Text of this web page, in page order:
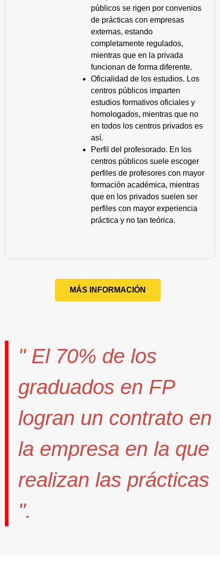
públicos se rigen por convenios
de prácticas con empresas
externas, estando
completamente regulados,
mientras que en la privada
funcionan de forma diferente.
Oficialidad de los estudios. Los
centros públicos imparten
estudios formativos oficiales y
homologados, mientras que no
en todos los centros privados es
así.
Perfil del profesorado. En los
centros públicos suele escoger
perfiles de profesores con mayor
formación académica, mientras
que en los privados suelen ser
perfiles con mayor experiencia
práctica y no tan teórica.
MÁS INFORMACIÓN
" El 70% de los
graduados en FP
logran un contrato en
la empresa en la que
realizan las prácticas
".